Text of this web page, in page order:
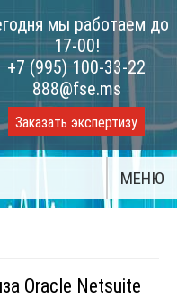
мы работаем до
17-00!
+7 (995) 100-33-22
888@fse.ms
Заказать экспертизу
МЕНЮ
Oracle Netsuite